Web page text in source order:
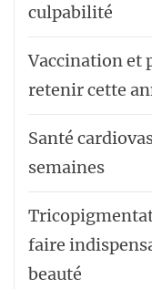
culpabilité
Vaccination et
retenir cette
Santé
semaines
faire
beauté